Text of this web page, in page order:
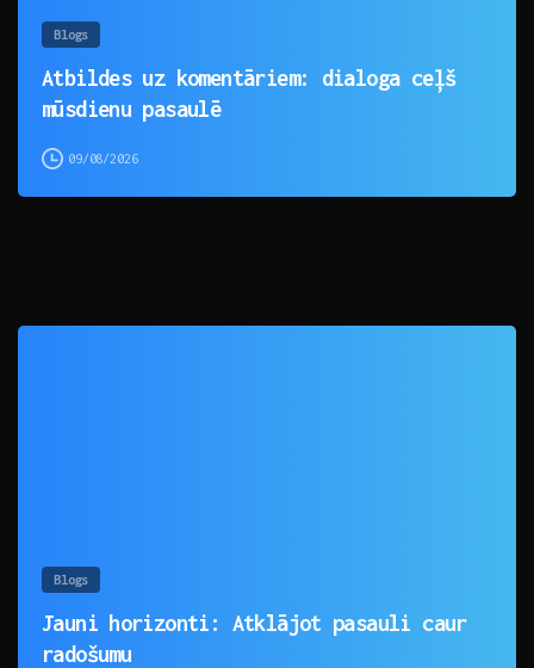
Blogs
Atbildes uz komentāriem: dialoga ceļš
mūsdienu pasaulē
09/08/2026
Blogs
Jauni horizonti: Atklājot pasauli caur
radošumu